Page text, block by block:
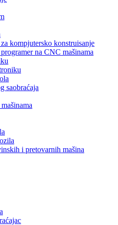
kompjutersko konstruisanje
na CNC mašinama
saobraćaja
i pretovarnih mašina